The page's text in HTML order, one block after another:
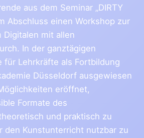
aus dem Seminar „DIRTY
Abschluss einen Workshop zur
mit allen
In der ganztägigen
für Lehrkräfte als Fortbildung
Düsseldorf ausgewiesen
eröffnet,
Formate des
und praktisch zu
den Kunstunterricht nutzbar zu